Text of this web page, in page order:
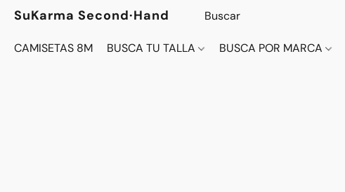
SuKarma Second·Hand
CAMISETAS 8M BUSCA TU TALLA BUSCA POR MARCA